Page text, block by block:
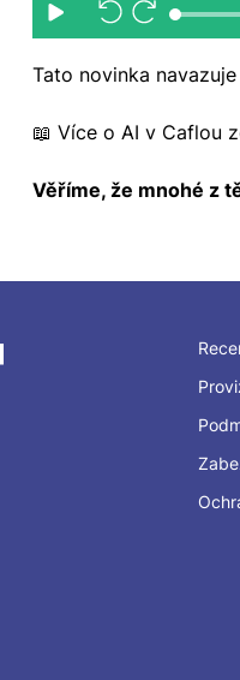
Tato novinka
📖 Více o AI v Caflou
Věříme, že mnohé z